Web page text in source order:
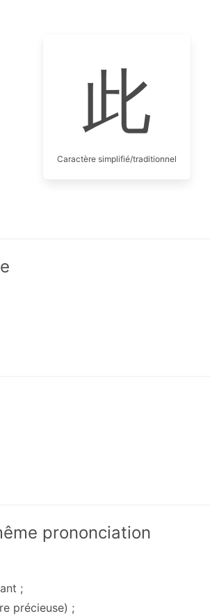
此
Caractère simplifié/traditionnel
prononciation
;
précieuse) ;